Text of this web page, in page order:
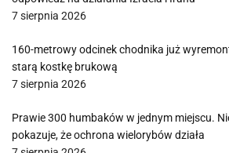
7 sierpnia 2026
160-metrowy odcinek chodnika już
starą kostkę brukową
7 sierpnia 2026
Prawie 300 humbaków w jednym miejscu.
pokazuje, że ochrona wielorybów działa